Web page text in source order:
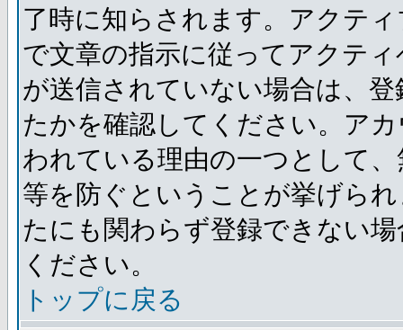
了時に知らされます。アクテ
で文章の指示に従ってアクテ
が送信されていない場合は、
たかを確認してください。ア
われている理由の一つとして
等を防ぐということが挙げら
たにも関わらず登録できない
ください。
トップに戻る